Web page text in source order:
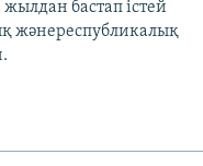
бастап істей
жәнереспубликалық